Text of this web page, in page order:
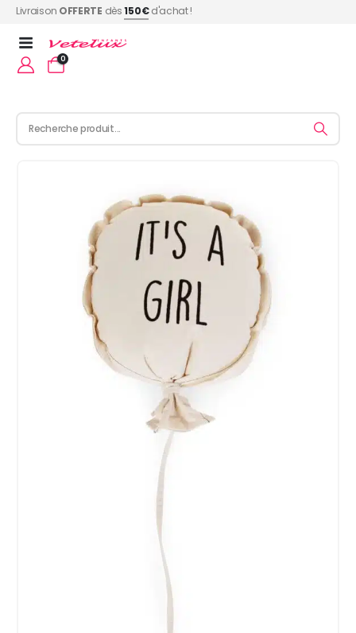
Livraison OFFERTE dès150€d'achat !
0